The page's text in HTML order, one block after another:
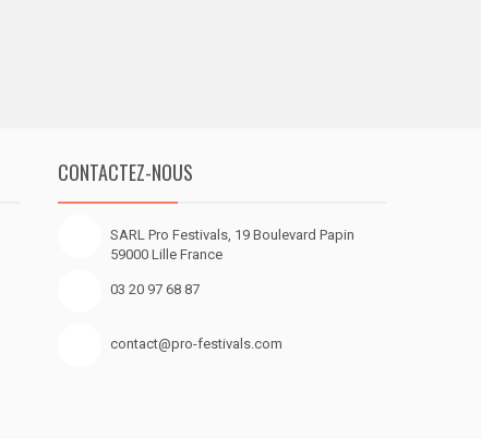
CONTACTEZ-NOUS
SARL Pro Festivals, 19 Boulevard Papin
59000 Lille France
03 20 97 68 87
contact@pro-festivals.com